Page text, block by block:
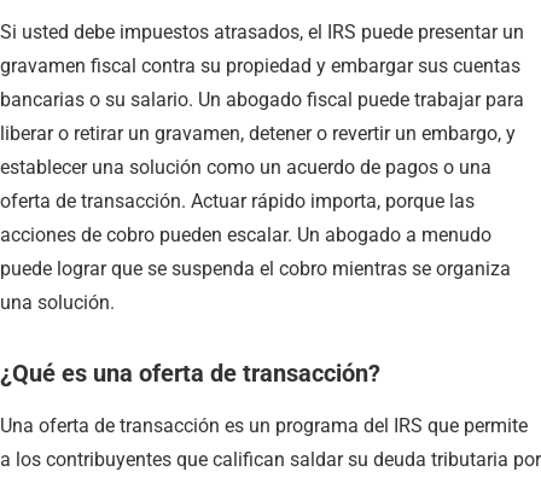
Si usted debe impuestos atrasados, el IRS puede presentar un
gravamen fiscal contra su propiedad y embargar sus cuentas
bancarias o su salario. Un abogado fiscal puede trabajar para
liberar o retirar un gravamen, detener o revertir un embargo, y
establecer una solución como un acuerdo de pagos o una
oferta de transacción. Actuar rápido importa, porque las
acciones de cobro pueden escalar. Un abogado a menudo
puede lograr que se suspenda el cobro mientras se organiza
una solución.
¿Qué es una oferta de transacción?
Una oferta de transacción es un programa del IRS que permite
a los contribuyentes que califican saldar su deuda tributaria por